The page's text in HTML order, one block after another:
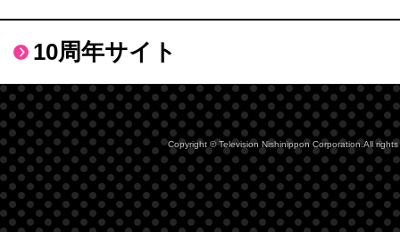
10周年サイト
Copyright © Television Nishinippon Corporation.All